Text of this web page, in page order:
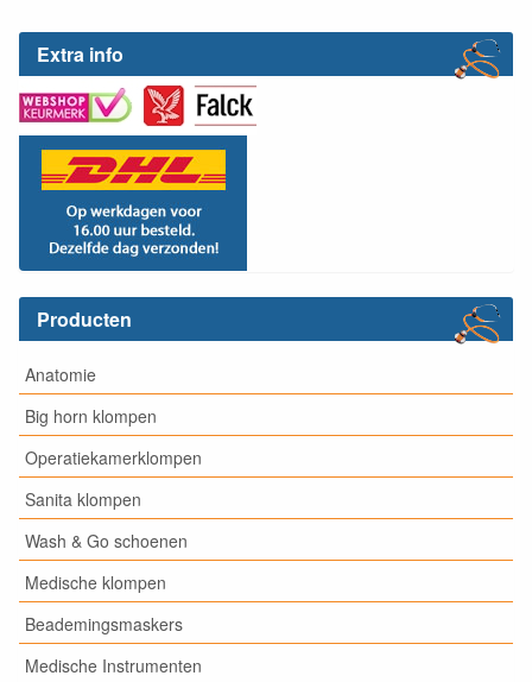
Extra info
Producten
Anatomie
Big horn klompen
Operatiekamerklompen
Sanita klompen
Wash & Go schoenen
Medische klompen
Beademingsmaskers
Medische Instrumenten